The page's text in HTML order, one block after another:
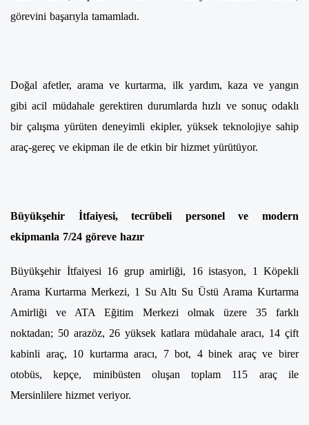
görevini başarıyla tamamladı.
Doğal afetler, arama ve kurtarma, ilk yardım, kaza ve yangın
gibi acil müdahale gerektiren durumlarda hızlı ve sonuç odaklı
bir çalışma yürüten deneyimli ekipler, yüksek teknolojiye sahip
araç-gereç ve ekipman ile de etkin bir hizmet yürütüyor.
Büyükşehir İtfaiyesi, tecrübeli personel ve modern
ekipmanla 7/24 göreve hazır
Büyükşehir İtfaiyesi 16 grup amirliği, 16 istasyon, 1 Köpekli
Arama Kurtarma Merkezi, 1 Su Altı Su Üstü Arama Kurtarma
Amirliği ve ATA Eğitim Merkezi olmak üzere 35 farklı
noktadan; 50 arazöz, 26 yüksek katlara müdahale aracı, 14 çift
kabinli araç, 10 kurtarma aracı, 7 bot, 4 binek araç ve birer
otobüs, kepçe, minibüsten oluşan toplam 115 araç ile
Mersinlilere hizmet veriyor.